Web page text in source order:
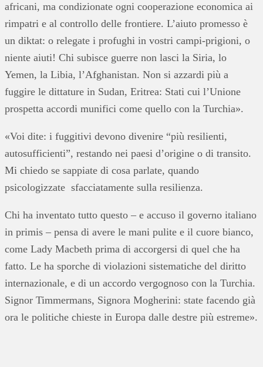
africani, ma condizionate ogni cooperazione economica ai
rimpatri e al controllo delle frontiere. L’aiuto promesso è
un diktat: o relegate i profughi in vostri campi-prigioni, o
niente aiuti! Chi subisce guerre non lasci la Siria, lo
Yemen, la Libia, l’Afghanistan. Non si azzardi più a
fuggire le dittature in Sudan, Eritrea: Stati cui l’Unione
prospetta accordi munifici come quello con la Turchia».
«Voi dite: i fuggitivi devono divenire “più resilienti,
autosufficienti”, restando nei paesi d’origine o di transito.
Mi chiedo se sappiate di cosa parlate, quando
psicologizzate sfacciatamente sulla resilienza.
Chi ha inventato tutto questo – e accuso il governo italiano
in primis – pensa di avere le mani pulite e il cuore bianco,
come Lady Macbeth prima di accorgersi di quel che ha
fatto. Le ha sporche di violazioni sistematiche del diritto
internazionale, e di un accordo vergognoso con la Turchia.
Signor Timmermans, Signora Mogherini: state facendo già
ora le politiche chieste in Europa dalle destre più estreme».